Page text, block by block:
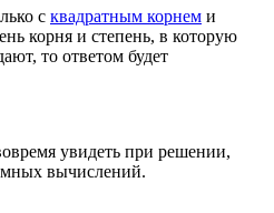
с квадратным корнем и
корня и степень, в которую
то ответом будет
увидеть при решении,
вычислений.